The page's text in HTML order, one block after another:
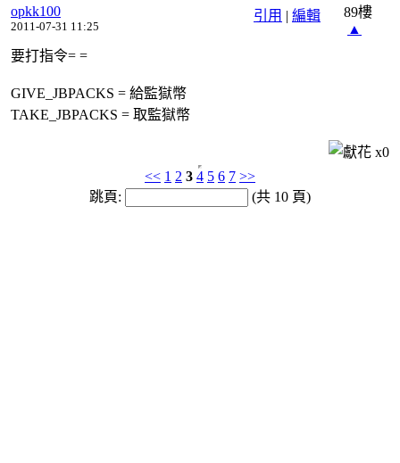
引用 | 編輯
opkk100
2011-07-31 11:25
89樓
▲
要打指令= =
GIVE_JBPACKS = 給監獄幣
TAKE_JBPACKS = 取監獄幣
x0
<< 1 2 3 4 5 6 7 >>
跳頁:
(共 10 頁)